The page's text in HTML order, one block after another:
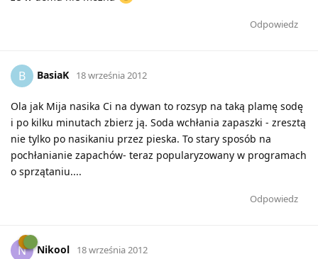
Odpowiedz
B BasiaK 18 września 2012
Ola jak Mija nasika Ci na dywan to rozsyp na taką plamę sodę
i po kilku minutach zbierz ją. Soda wchłania zapaszki - zresztą
nie tylko po nasikaniu przez pieska. To stary sposób na
pochłanianie zapachów- teraz popularyzowany w programach
o sprzątaniu....
Odpowiedz
N Nikool 18 września 2012